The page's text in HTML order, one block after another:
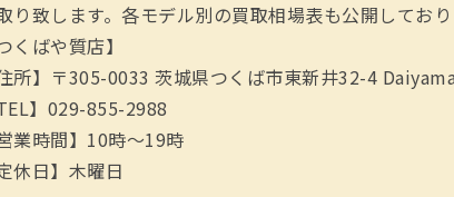
り致します。各モデル別の買取相場表も公開してお
くばや質店】
所】〒305-0033 茨城県つくば市東新井32-4
】029-855-2988
業時間】10時～19時
休日】木曜日